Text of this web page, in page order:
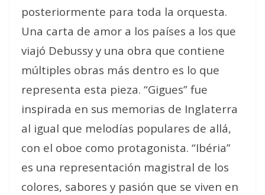
posteriormente para toda la orquesta.
Una carta de amor a los países a los que
viajó Debussy y una obra que contiene
múltiples obras más dentro es lo que
representa esta pieza. “Gigues” fue
inspirada en sus memorias de Inglaterra
al igual que melodías populares de allá,
con el oboe como protagonista. “Ibéria”
es una representación magistral de los
colores, sabores y pasión que se viven en